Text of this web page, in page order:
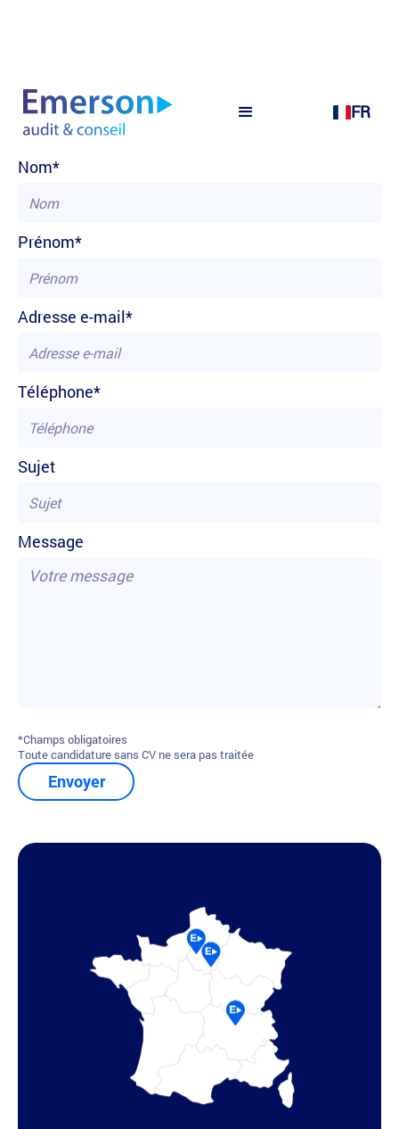
FR
Contactez-
Nom*
Prénom*
Adresse e-mail*
Téléphone*
Sujet
Message
*Champs obligatoires
Toute candidature sans CV ne sera pas traitée